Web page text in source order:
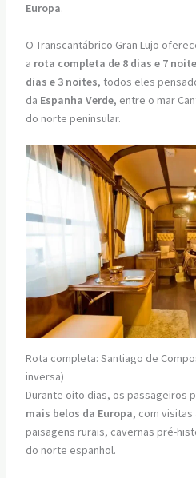
Europa.
O Transcantábrico Gran Lujo
a rota completa de 8 dias e 7
dias e 3 noites, todos eles
da Espanha Verde, entre o mar
do norte peninsular.
Rota completa: Santiago de
inversa)
Durante oito dias, os passageiros
mais belos da Europa, com
paisagens rurais, cavernas pré-
do norte espanhol.